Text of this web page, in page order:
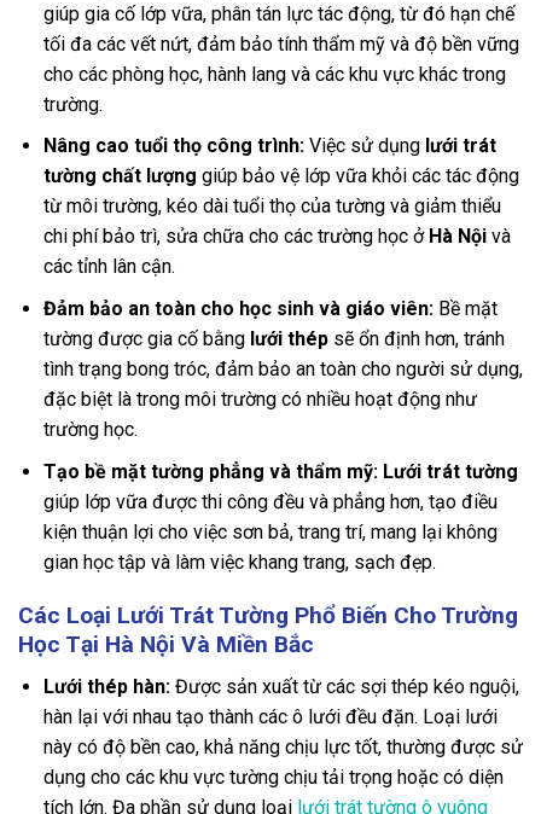
giúp gia cố lớp vữa, phân tán lực tác động, từ đó hạn chế
tối đa các vết nứt, đảm bảo tính thẩm mỹ và độ bền vững
cho các phòng học, hành lang và các khu vực khác trong
trường.
Nâng cao tuổi thọ công trình:Việc sử dụng lưới trát
tường chất lượng giúp bảo vệ lớp vữa khỏi các tác động
từ môi trường, kéo dài tuổi thọ của tường và giảm thiểu
chi phí bảo trì, sửa chữa cho các trường học ở Hà Nộivà
các tỉnh lân cận.
Đảm bảo an toàn cho học sinh và giáo viên:Bề mặt
tường được gia cố bằng lưới thépsẽ ổn định hơn, tránh
tình trạng bong tróc, đảm bảo an toàn cho người sử dụng,
đặc biệt là trong môi trường có nhiều hoạt động như
trường học.
Tạo bề mặt tường phẳng và thẩm mỹ: Lưới trát tường
giúp lớp vữa được thi công đều và phẳng hơn, tạo điều
kiện thuận lợi cho việc sơn bả, trang trí, mang lại không
gian học tập và làm việc khang trang, sạch đẹp.
Các Loại Lưới Trát Tường Phổ Biến Cho Trường
Học Tại Hà Nội Và Miền Bắc
Lưới thép hàn:Được sản xuất từ các sợi thép kéo nguội,
hàn lại với nhau tạo thành các ô lưới đều đặn. Loại lưới
này có độ bền cao, khả năng chịu lực tốt, thường được sử
dụng cho các khu vực tường chịu tải trọng hoặc có diện
tích lớn. Đa phần sử dụng loại lưới trát tường ô vuông